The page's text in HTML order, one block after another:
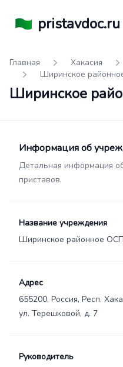
pristavdoc.ru
Главная Хакасия
Ширинское
Ширинское
Информация об
Детальная информация
приставов.
Название учреждения
Ширинское районное ОСП
Адрес
655200, Россия, Респ.
ул. Терешковой, д. 7
Руководитель